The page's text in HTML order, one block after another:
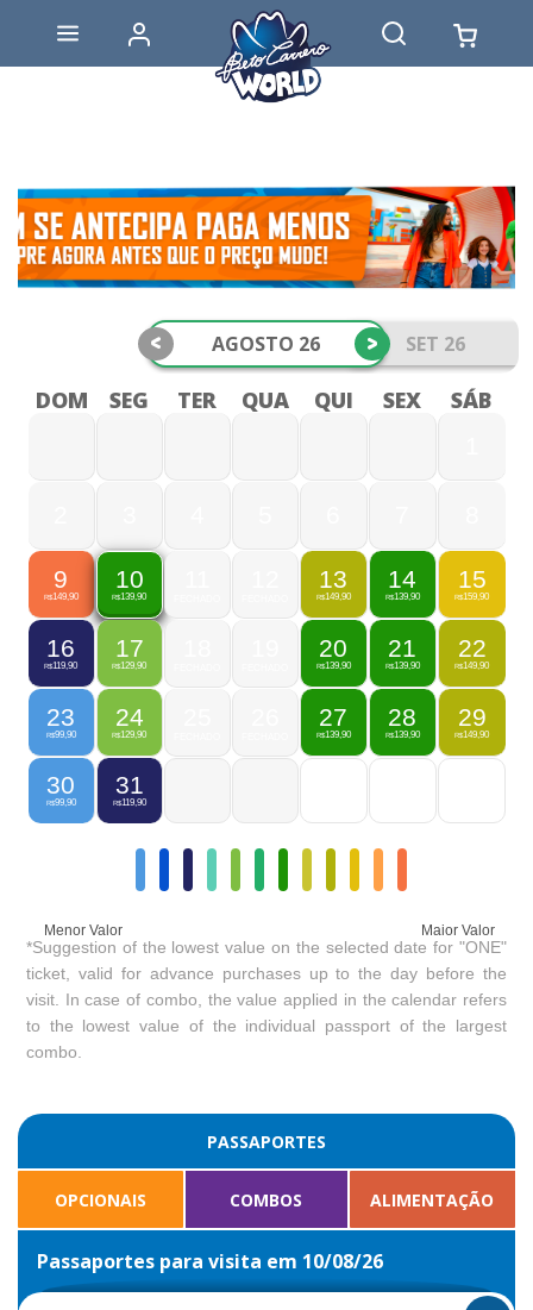
AGOSTO 26 SET 26
< >
DOM SEG TER QUA QUI SEX SÁB
9
R$149,90
10
R$139,90
13
R$149,90
14
R$139,90
15
R$159,90
16
R$119,90
17
R$129,90
20
R$139,90
21
R$139,90
22
R$149,90
23
R$99,90
24
R$129,90
27
R$139,90
28
R$139,90
29
R$149,90
30
R$99,90
31
R$119,90
Menor Valor Maior Valor
*Suggestion of the lowest value on the selected date for "ONE"
ticket, valid for advance purchases up to the day before the
visit. In case of combo, the value applied in the calendar refers
to the lowest value of the individual passport of the largest
combo.
PASSAPORTES
OPCIONAIS COMBOS ALIMENTAÇÃO
Passaportes para visita em 10/08/26